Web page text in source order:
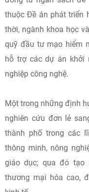
Ông Lê Quang Tùng, Ủy
Mô hình Trung tâm Đổi mới
phát triển hệ
Tại hội thảo, ông Ngô
Công nghệ TP Cần
đồng từ ngân sách để
thuộc Đề án phát triển
thời, ngành khoa học
quỹ đầu tư mạo hiểm
hỗ trợ các dự án khởi